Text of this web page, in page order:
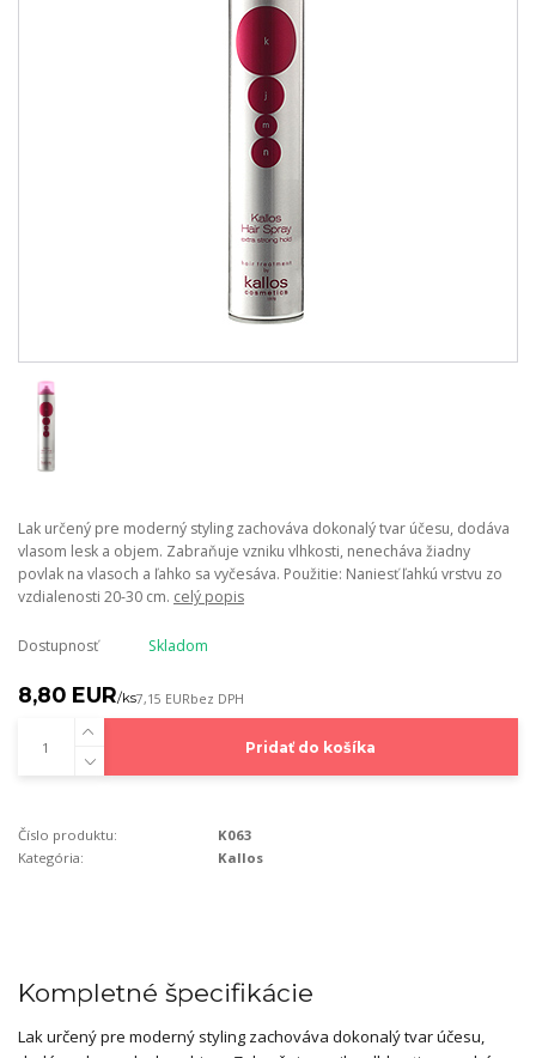
Lak určený pre moderný styling zachováva dokonalý tvar účesu, dodáva
vlasom lesk a objem. Zabraňuje vzniku vlhkosti, nenecháva žiadny
povlak na vlasoch a ľahko sa vyčesáva. Použitie: Naniesť ľahkú vrstvu zo
vzdialenosti 20-30 cm. celý popis
Dostupnosť Skladom
8,80 EUR/ks7,15 EURbez DPH
Pridať do košíka
Číslo produktu:
K063
Kategória:
Kallos
Kompletné špecifikácie
Lak určený pre moderný styling zachováva dokonalý tvar účesu,